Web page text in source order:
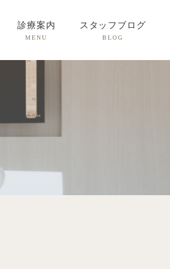
診療案内
MENU
スタッフブログ
BLOG